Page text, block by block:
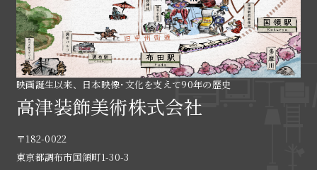
映画誕生以来、日本映像･文化を支えて90年の歴史
高津装飾美術株式会社
〒182-0022
東京都調布市国領町1-30-3